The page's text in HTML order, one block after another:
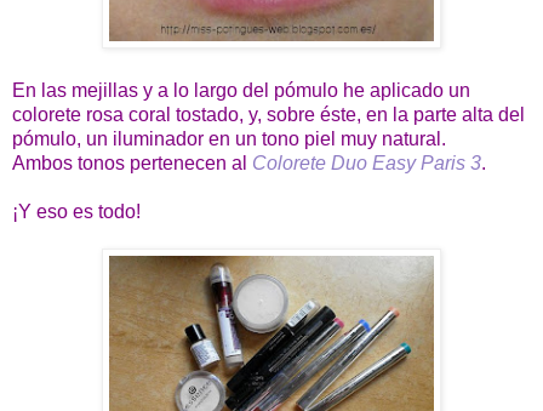
En las mejillas y a lo largo del pómulo he aplicado un
colorete rosa coral tostado, y, sobre éste, en la parte alta del
pómulo, un iluminador en un tono piel muy natural.
Ambos tonos pertenecen al Colorete Duo Easy Paris 3.
¡Y eso es todo!